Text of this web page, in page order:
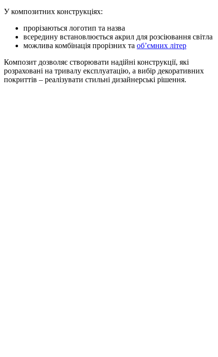
У композитних конструкціях:
прорізаються логотип та назва
всередину встановлюється акрил для розсіювання світла
можлива комбінація прорізних та об’ємних літер
Композит дозволяє створювати надійні конструкції, які
розраховані на тривалу експлуатацію, а вибір декоративних
покриттів – реалізувати стильні дизайнерські рішення.